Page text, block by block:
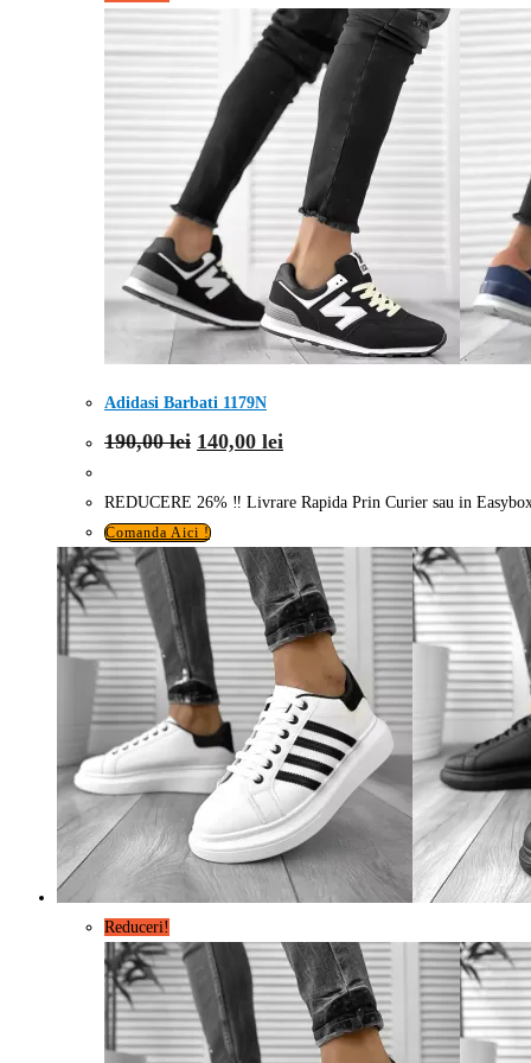
Adidasi Barbati 1179N
190,00lei Prețul
inițial
fost:
190,00 lei.
140,00 lei
140,00 lei.
REDUCERE 26% ‼️ Livrare Rapida Prin Curier sau in
Comanda Aici !
Reduceri!